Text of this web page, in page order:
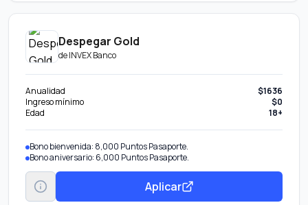
Despegar Gold
deINVEX Banco
Anualidad
$1636
Ingreso mínimo
$0
Edad
18+
Bono bienvenida: 8,000 Puntos Pasaporte.
Bono aniversario: 6,000 Puntos Pasaporte.
Aplicar